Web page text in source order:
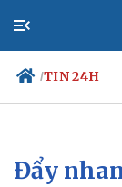
/TIN 24H
Chính trị
Đẩy